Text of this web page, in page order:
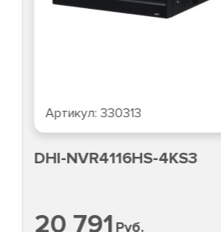
Артикул: 330313
DHI-NVR4116HS-4KS3
20 791 Руб.